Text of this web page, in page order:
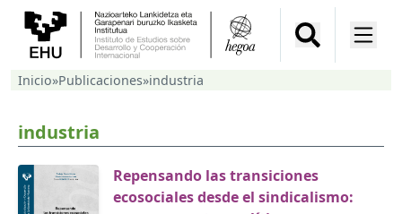
Inicio»Publicaciones»industria
industria
Repensando las transiciones
ecosociales desde el sindicalismo: